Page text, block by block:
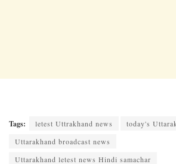
Tags: letest Uttrakhand news
today's
Uttarakhand broadcast news
Uttarakhand letest news Hindi samachar